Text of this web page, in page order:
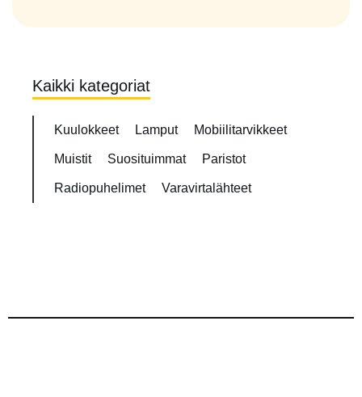
Kaikki kategoriat
Kuulokkeet Lamput Mobiilitarvikkeet
Muistit Suosituimmat Paristot
Radiopuhelimet Varavirtalähteet